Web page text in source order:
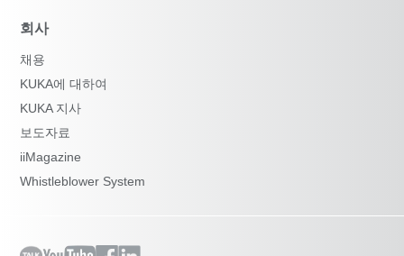
회사
채용
KUKA에 대하여
KUKA 지사
보도자료
iiMagazine
Whistleblower System